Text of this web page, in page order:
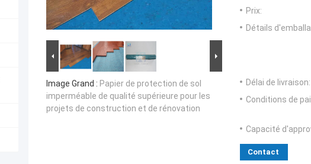
Image Grand : Papier de protection de sol
imperméable de qualité supérieure pour les
projets de construction et de rénovation
Prix:
Détails
Délai de livraison:
Conditions de
Capacité
Contact